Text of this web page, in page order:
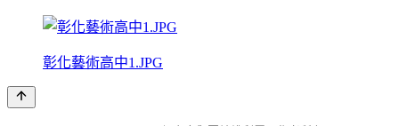
彰化藝術高中1.JPG